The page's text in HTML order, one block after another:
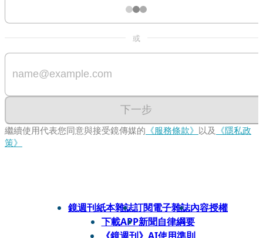
或
下一步
繼續使用代表您同意與接受鏡傳媒的 《服務條款》 以及 《隱私政
策》
鏡週刊紙本雜誌訂閱電子雜誌內容授權
下載APP新聞自律綱要